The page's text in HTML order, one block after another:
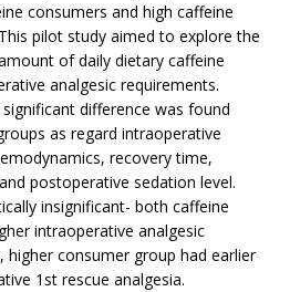
consumers and high caffeine
This pilot study aimed to explore the
of daily dietary caffeine
analgesic requirements.
difference was found
as regard intraoperative
recovery time,
postoperative sedation level.
insignificant- both caffeine
intraoperative analgesic
higher consumer group had earlier
1st rescue analgesia.